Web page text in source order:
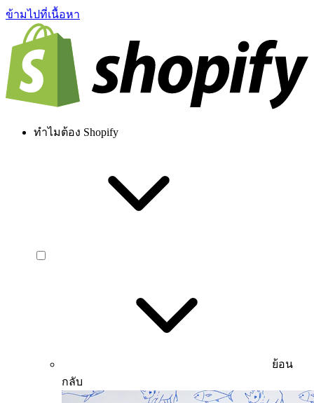
ข้ามไปที่เนื้อหา
ทำไมต้อง Shopify
ย้อน
กลับ